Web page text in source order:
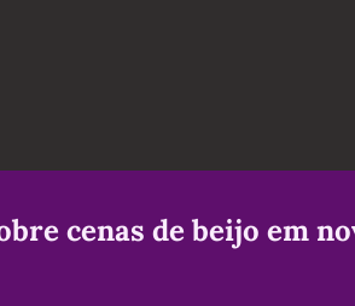
cenas de beijo em